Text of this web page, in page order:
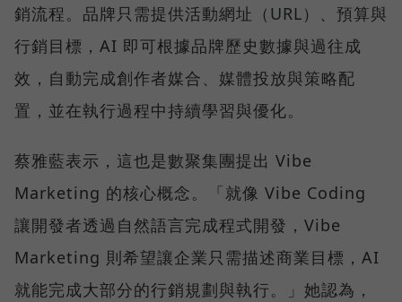
銷流程。品牌只需提供活動網址（URL）、預算與
行銷目標，AI 即可根據品牌歷史數據與過往成
效，自動完成創作者媒合、媒體投放與策略配
置，並在執行過程中持續學習與優化。
蔡雅藍表示，這也是數聚集團提出 Vibe
Marketing 的核心概念。「就像 Vibe Coding
讓開發者透過自然語言完成程式開發，Vibe
Marketing 則希望讓企業只需描述商業目標，AI
就能完成大部分的行銷規劃與執行。」她認為，